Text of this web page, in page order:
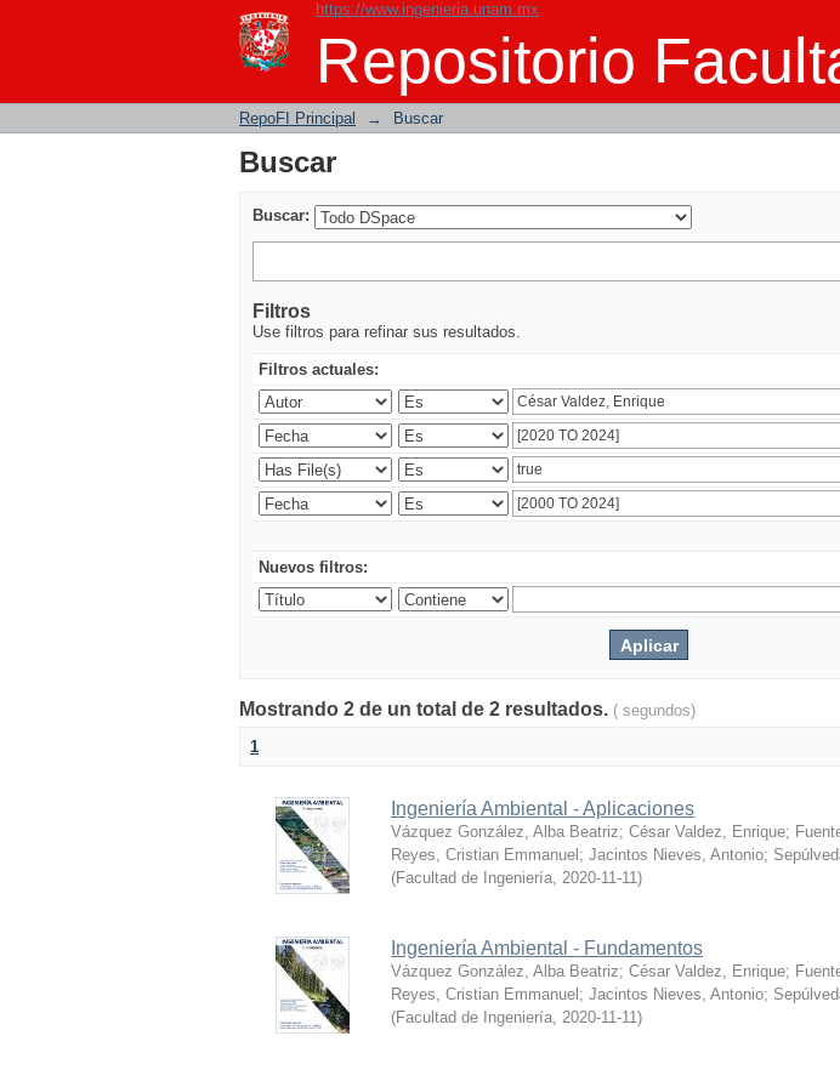
https://www.ingenieria.unam.mx
Repositorio
Buscar
RepoFI Principal → Buscar
Buscar
Buscar:
Filtros
Use filtros para refinar sus resultados.
Filtros actuales:
Nuevos filtros:
Mostrando 2 de un total de 2 resultados. ( segundos)
1
Ingeniería Ambiental - Aplicaciones
Vázquez González, Alba Beatriz; César Valdez, Enrique;
Reyes, Cristian Emmanuel ; Jacintos Nieves, Antonio;
(Facultad de Ingeniería, 2020-11-11)
Ingeniería Ambiental - Fundamentos
Vázquez González, Alba Beatriz; César Valdez, Enrique;
Reyes, Cristian Emmanuel ; Jacintos Nieves, Antonio;
(Facultad de Ingeniería, 2020-11-11)